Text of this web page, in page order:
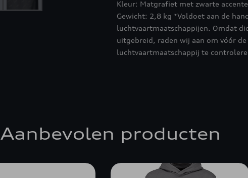
Kleur: Matgrafiet met zwarte
Gewicht: 2,8 kg *Voldoet aan de
luchtvaartmaatschappijen. Omdat
uitgebreid, raden wij aan om vóór
luchtvaartmaatschappij te
Aanbevolen producten